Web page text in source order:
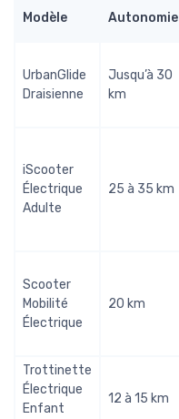
Modèle Autonomie
UrbanGlide
Draisienne
Jusqu’à 30
km
iScooter
Électrique
Adulte
25 à 35 km
Scooter
Mobilité
Électrique
20 km
Trottinette
Électrique
Enfant
12 à 15 km